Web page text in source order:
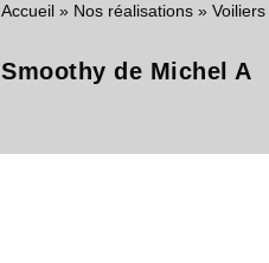
Accueil » Nos réalisations » Voiliers
Smoothy de Michel A